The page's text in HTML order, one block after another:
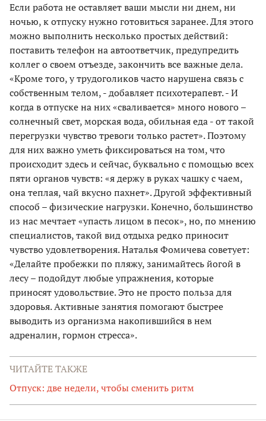
Если работа не оставляет ваши мысли ни днем, ни
ночью, к отпуску нужно готовиться заранее. Для этого
можно выполнить несколько простых действий:
поставить телефон на автоответчик, предупредить
коллег о своем отъезде, закончить все важные дела.
«Кроме того, у трудоголиков часто нарушена связь с
собственным телом, - добавляет психотерапевт. - И
когда в отпуске на них «сваливается» много нового –
солнечный свет, морская вода, обильная еда - от такой
перегрузки чувство тревоги только растет». Поэтому
для них важно уметь фиксироваться на том, что
происходит здесь и сейчас, буквально с помощью всех
пяти органов чувств: «я держу в руках чашку с чаем,
она теплая, чай вкусно пахнет». Другой эффективный
способ – физические нагрузки. Конечно, большинство
из нас мечтает «упасть лицом в песок», но, по мнению
специалистов, такой вид отдыха редко приносит
чувство удовлетворения. Наталья Фомичева советует:
«Делайте пробежки по пляжу, занимайтесь йогой в
лесу – подойдут любые упражнения, которые
приносят удовольствие. Это не просто польза для
здоровья. Активные занятия помогают быстрее
выводить из организма накопившийся в нем
адреналин, гормон стресса».
ЧИТАЙТЕ ТАКЖЕ
Отпуск: две недели, чтобы сменить ритм